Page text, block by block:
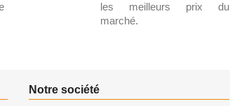
les meilleurs prix du
marché.
Notre société